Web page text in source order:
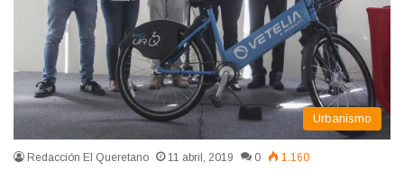
Urbanismo
Redacción El Queretano 11 abril, 2019 0 1.160